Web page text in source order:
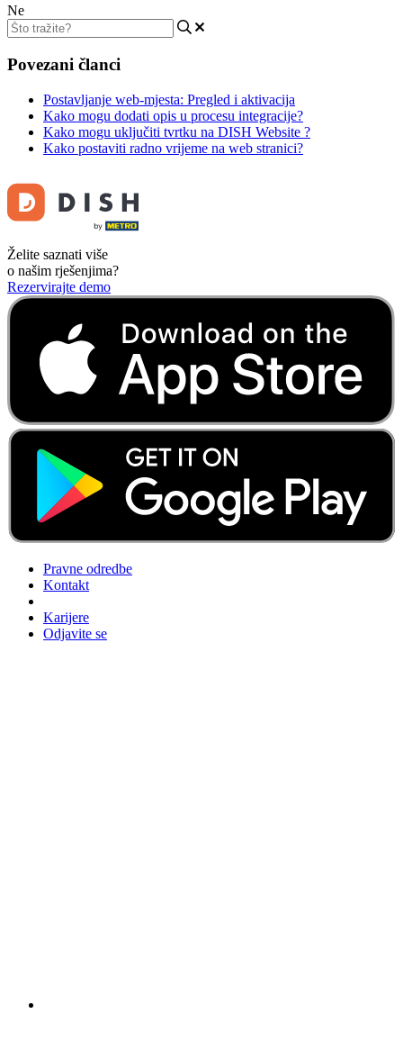
Ne
Povezani članci
Postavljanje web-mjesta: Pregled i aktivacija
Kako mogu dodati opis u procesu integracije?
Kako mogu uključiti tvrtku na DISH Website ?
Kako postaviti radno vrijeme na web stranici?
Želite saznati više
o našim rješenjima?
Rezervirajte demo
Pravne odredbe
Kontakt
Karijere
Odjavite se